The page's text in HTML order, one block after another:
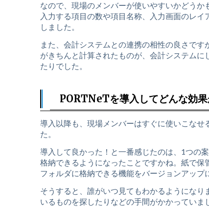
なので、現場のメンバーが使いやすいかどうか
入力する項目の数や項目名称、入力画面のレ
しました。
また、会計システムとの連携の相性の良さで
がきちんと計算されたものが、会計システム
たりでした。
PORTNeTを導入してどんな効果
導入以降も、現場メンバーはすぐに使いこな
た。
導入して良かった！と一番感じたのは、1つの
格納できるようになったことですかね。紙で
フォルダに格納できる機能をバージョンアップ
そうすると、誰がいつ見てもわかるようにな
いるものを探したりなどの手間がかかっていま